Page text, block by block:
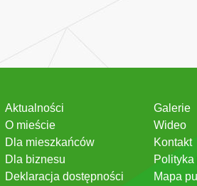
Aktualności
O mieście
Dla mieszkańców
Dla biznesu
Deklaracja dostępności
Galerie
Wideo
Kontakt
Mapa